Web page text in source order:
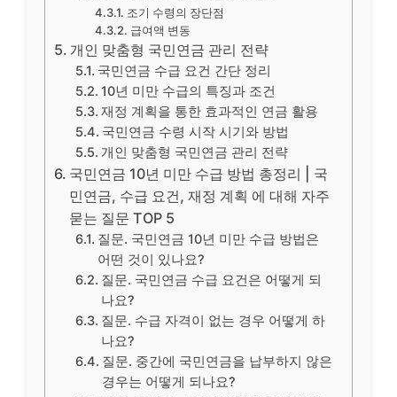
조기 수령의 장단점
급여액 변동
개인 맞춤형 국민연금 관리 전략
국민연금 수급 요건 간단 정리
10년 미만 수급의 특징과 조건
재정 계획을 통한 효과적인 연금 활용
국민연금 수령 시작 시기와 방법
개인 맞춤형 국민연금 관리 전략
국민연금 10년 미만 수급 방법 총정리 | 국
민연금, 수급 요건, 재정 계획 에 대해 자주
묻는 질문 TOP 5
질문. 국민연금 10년 미만 수급 방법은
어떤 것이 있나요?
질문. 국민연금 수급 요건은 어떻게 되
나요?
질문. 수급 자격이 없는 경우 어떻게 하
나요?
질문. 중간에 국민연금을 납부하지 않은
경우는 어떻게 되나요?